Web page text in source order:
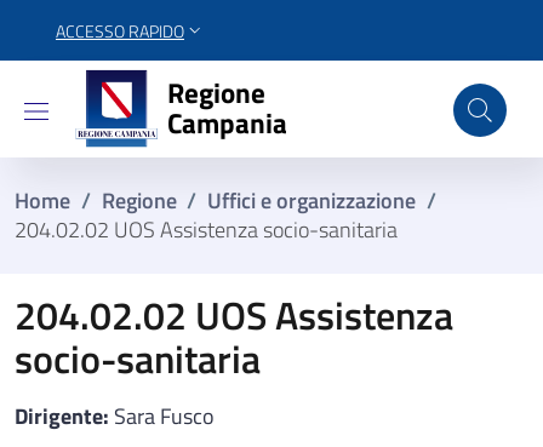
ACCESSO RAPIDO
Regione Campania
Regione
Campania
Home / Regione / Uffici e organizzazione /
204.02.02 UOS Assistenza socio-sanitaria
204.02.02 UOS Assistenza
socio-sanitaria
Dirigente: Sara Fusco